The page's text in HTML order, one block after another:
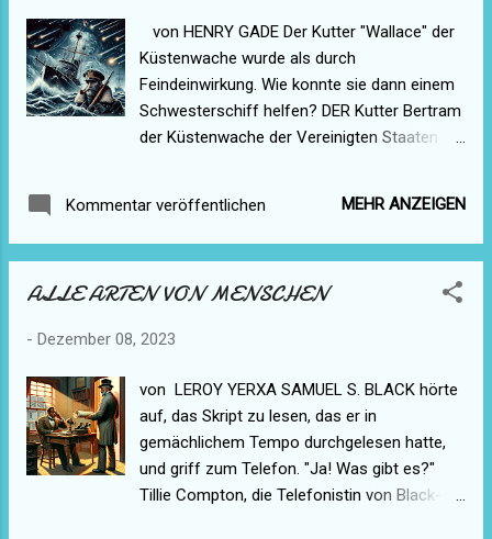
auch ein ebenso ungelöstes Geheimnis wie
eine erzählenswerte Geschichte hinter dir
lassen. Wenn – um denselben Faden
unwahrscheinlicher Mutmaßung
weiterzuspinnen – du dann einen milden, hart
Brown treffen und ihn fragen solltest, was er
von HENRY GADE Der Kutter "Wallace" der
Küstenwache wurde als durch
Feindeinwirkung. Wie konnte sie dann einem
Schwesterschiff helfen? DER Kutter Bertram
der Küstenwache der Vereinigten Staaten
Reling brach, gefror in frostigen, weißen
Schichten auf dem Deck und schweißte die
zusammen. Es war nach Mitternacht. Auf der
Tramps und die schnittigen neuen Frachter
See war so rau, dass die Sternschalen nur
endlose, rollende Wasserberge zeigten. Sie
verbargen den Konvoi sowohl vor
freundlichen als auch vor feindlichen Augen.
Irgendwo wartete das Wolfsrudel. U-Boote,
Kommentar veröffentlichen MEHR ANZEIGEN
ALLE ARTEN VON MENSCHEN
- Dezember 08, 2023
von LEROY YERXA SAMUEL S. BLACK hörte
auf, das Skript zu lesen, das er in
gemächlichem Tempo durchgelesen hatte,
und griff zum Telefon. "Ja! Was gibt es?"
Tillie Compton, die Telefonistin von Black-